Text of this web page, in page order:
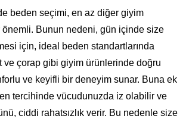
beden seçimi, en az diğer giyim
Bunun nedeni, gün içinde size
için, ideal beden standartlarında
ve çorap gibi giyim ürünlerinde doğru
ve keyifli bir deneyim sunar. Buna ek
tercihinde vücudunuzda iz olabilir ve
ciddi rahatsızlık verir. Bu nedenle size